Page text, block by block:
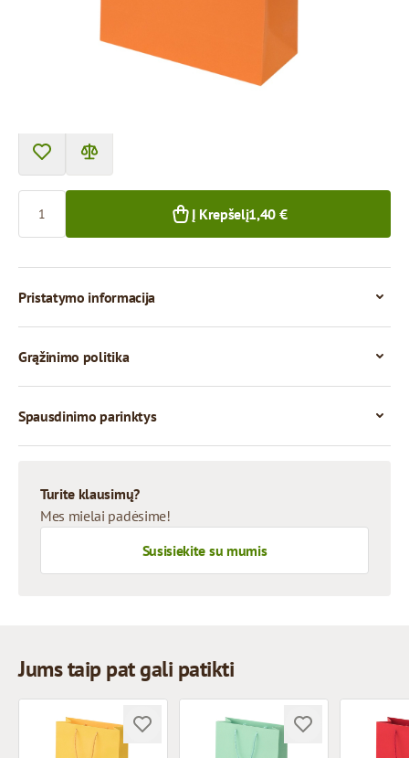
Kaina už 1 vienetą
Į Krepšelį1,40 €
Pristatymo informacija
Grąžinimo politika
Spausdinimo parinktys
Turite klausimų?
Mes mielai padėsime!
Susisiekite su mumis
Jums taip pat gali patikti